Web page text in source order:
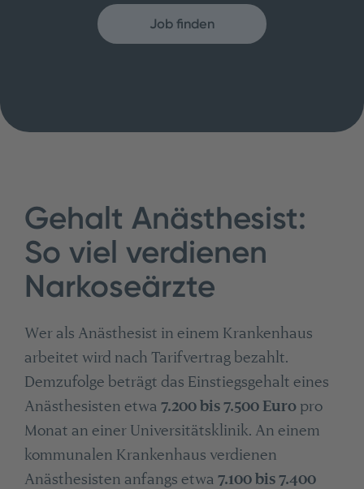
Job finden
Gehalt Anästhesist:
So viel verdienen
Narkoseärzte
Wer als Anästhesist in einem Krankenhaus
arbeitet wird nach Tarifvertrag bezahlt.
Demzufolge beträgt das Einstiegsgehalt eines
Anästhesisten etwa 7.200 bis 7.500 Europro
Monat an einer Universitätsklinik. An einem
kommunalen Krankenhaus verdienen
Anästhesisten anfangs etwa 7.100 bis 7.400